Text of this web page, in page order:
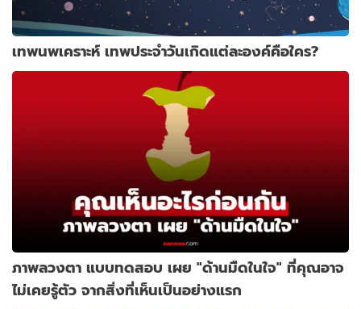
เทพนพเคราะห์ เทพประจำวันเกิดแต่ละองค์คือใคร?
ภาพลวงตา แบบทดสอบ เผย "ด้านมืดในใจ" ที่คุณอาจ
ไม่เคยรู้ตัว จากสิ่งที่เห็นเป็นอย่างแรก